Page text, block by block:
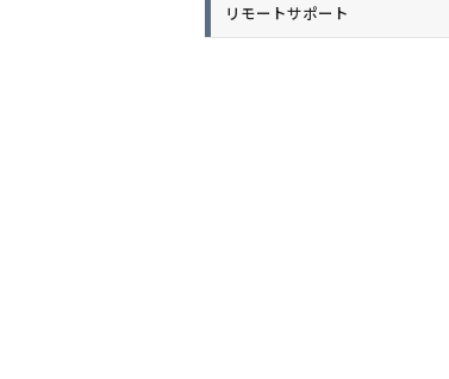
リモートサポート